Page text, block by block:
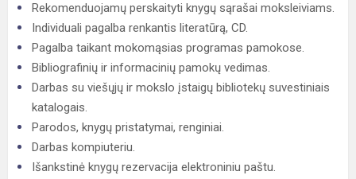
Rekomenduojamų perskaityti knygų sąrašai moksleiviams.
Individuali pagalba renkantis literatūrą, CD.
Pagalba taikant mokomąsias programas pamokose.
Bibliografinių ir informacinių pamokų vedimas.
Darbas su viešųjų ir mokslo įstaigų bibliotekų suvestiniais
katalogais.
Parodos, knygų pristatymai, renginiai.
Darbas kompiuteriu.
Išankstinė knygų rezervacija elektroniniu paštu.